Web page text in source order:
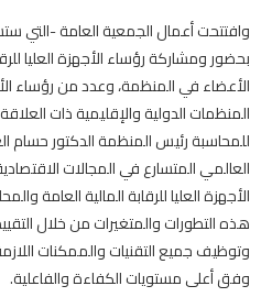
وافتتحت أعمال الجمعية العامة -التي
بحضور ومشاركة رؤساء الأجهزة العليا
الأعضاء في المنظمة، وعدد من رؤساء
المنظمات الدولية والإقليمية ذات
للمحاسبة رئيس المنظمة الدكتور حسام
العالمي المتسارع في المجالات
الأجهزة العليا للرقابة المالية العامة
هذه التطورات والمتغيرات من خلال
وتوظيف جميع التقنيات والممكنات
وفق أعلى مستويات الكفاءة والفاعلية.